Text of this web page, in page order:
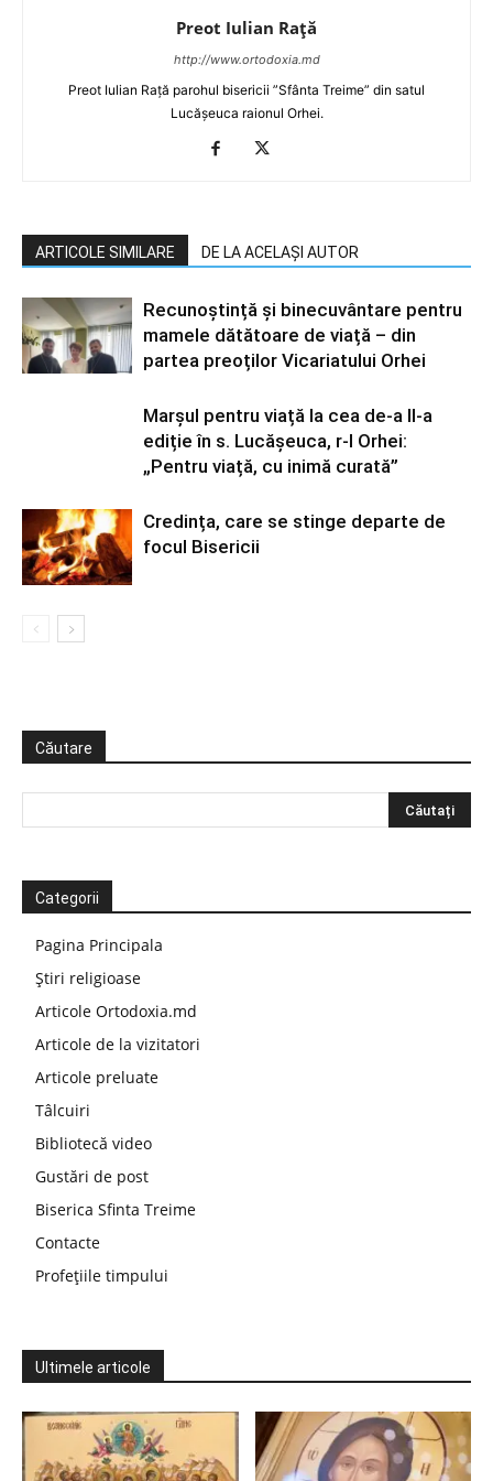
Preot Iulian Raţă
http://www.ortodoxia.md
Preot Iulian Rață parohul bisericii ”Sfânta Treime” din satul
Lucășeuca raionul Orhei.
ARTICOLE SIMILARE DE LA ACELAȘI AUTOR
Recunoștință și binecuvântare pentru
mamele dătătoare de viață – din
partea preoților Vicariatului Orhei
Marșul pentru viață la cea de-a II-a
ediție în s. Lucășeuca, r-l Orhei:
„Pentru viață, cu inimă curată”
Credința, care se stinge departe de
focul Bisericii
Căutare
Categorii
Pagina Principala
Știri religioase
Articole Ortodoxia.md
Articole de la vizitatori
Articole preluate
Tâlcuiri
Bibliotecă video
Gustări de post
Biserica Sfinta Treime
Contacte
Profețiile timpului
Ultimele articole